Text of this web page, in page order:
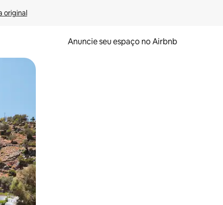
original
Anuncie seu espaço no Airbnb
o dedo na tela.